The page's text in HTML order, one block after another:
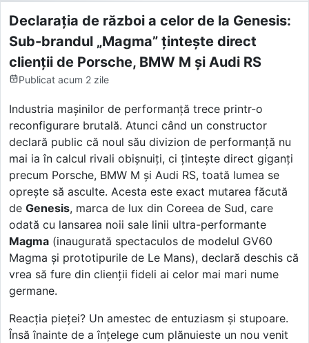
Declarația de război a celor de la Genesis:
Sub-brandul „Magma” țintește direct
clienții de Porsche, BMW M și Audi RS
Publicat acum 2 zile
Industria mașinilor de performanță trece printr-o
reconfigurare brutală. Atunci când un constructor
declară public că noul său divizion de performanță nu
mai ia în calcul rivali obișnuiți, ci țintește direct giganți
precum Porsche, BMW M și Audi RS, toată lumea se
oprește să asculte. Acesta este exact mutarea făcută
de Genesis, marca de lux din Coreea de Sud, care
odată cu lansarea noii sale linii ultra-performante
Magma (inaugurată spectaculos de modelul GV60
Magma și prototipurile de Le Mans), declară deschis că
vrea să fure din clienții fideli ai celor mai mari nume
germane.
Reacția pieței? Un amestec de entuziasm și stupoare.
Însă înainte de a înțelege cum plănuieste un nou venit